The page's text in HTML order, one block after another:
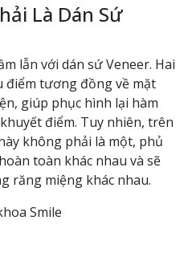
Là Dán Sứ
lẫn với dán sứ Veneer. Hai
điểm tương đồng về mặt
giúp phục hình lại hàm
điểm. Tuy nhiên, trên
không phải là một, phủ
toàn khác nhau và sẽ
răng miệng khác nhau.